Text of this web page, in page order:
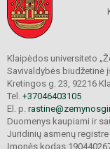
Klaipėdos universiteto
Savivaldybės biudžetinė
Kretingos g. 23, 92216
Tel. +37046403105
El. p.
Duomenys kaupiami ir
Juridinių asmenų registre
Įmonės kodas